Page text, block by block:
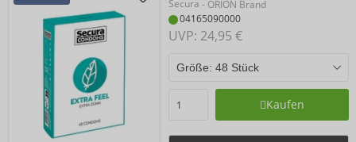
Secura - ORION Brand
04165090000
UVP: 24,95 €
Kaufen